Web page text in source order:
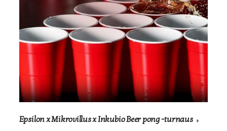
Epsilon x Mikrovillus x Inkubio Beer pong -turnaus